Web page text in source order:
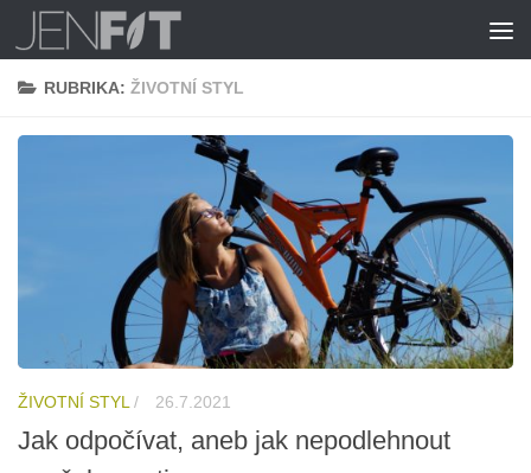
Skip to content
RUBRIKA: ŽIVOTNÍ STYL
ŽIVOTNÍ STYL / 26.7.2021
Jak odpočívat, aneb jak nepodlehnout